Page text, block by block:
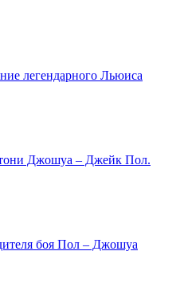
легендарного Льюиса
Джошуа – Джейк Пол.
боя Пол – Джошуа